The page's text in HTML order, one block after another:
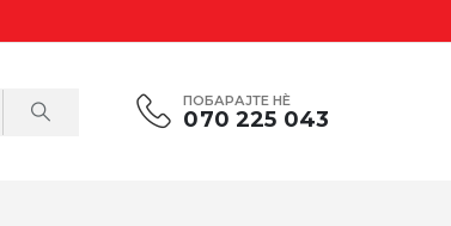
ПОБАРАЈТЕ НÈ
070 225 043